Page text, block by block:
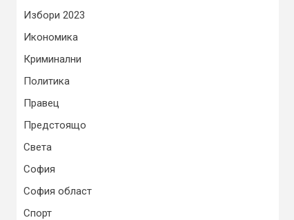
Избори 2023
Икономика
Криминални
Политика
Правец
Предстоящо
Света
София
София област
Спорт